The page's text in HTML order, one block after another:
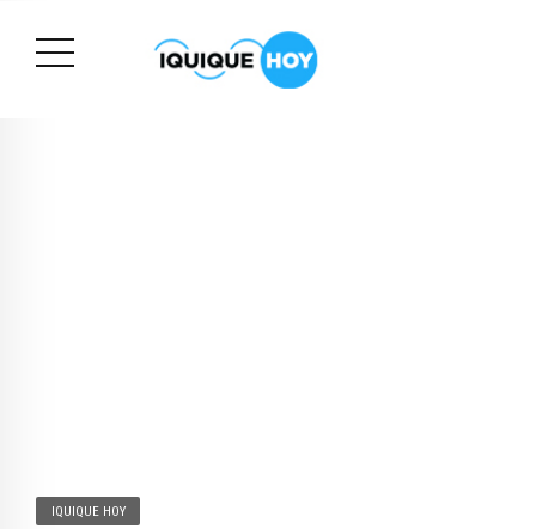
IQUIQUE HOY